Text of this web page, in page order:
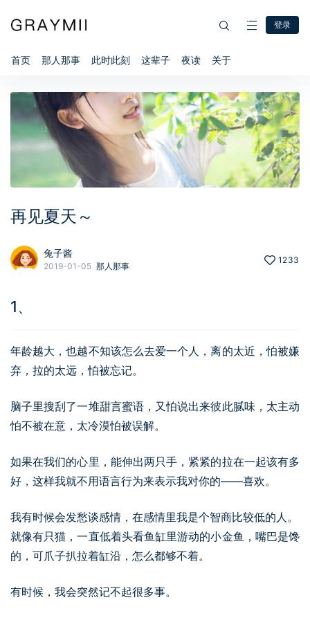
登录
首页 那人那事 此时此刻 这辈子 夜读 关于
再见夏天～
兔子酱
2019-01-05 那人那事
1233
1、
年龄越大，也越不知该怎么去爱一个人，离的太近，怕被嫌
弃，拉的太远，怕被忘记。
脑子里搜刮了一堆甜言蜜语，又怕说出来彼此腻味，太主动
怕不被在意，太冷漠怕被误解。
如果在我们的心里，能伸出两只手，紧紧的拉在一起该有多
好，这样我就不用语言行为来表示我对你的——喜欢。
我有时候会发愁谈感情，在感情里我是个智商比较低的人。
就像有只猫，一直低着头看鱼缸里游动的小金鱼，嘴巴是馋
的，可爪子扒拉着缸沿，怎么都够不着。
有时候，我会突然记不起很多事。